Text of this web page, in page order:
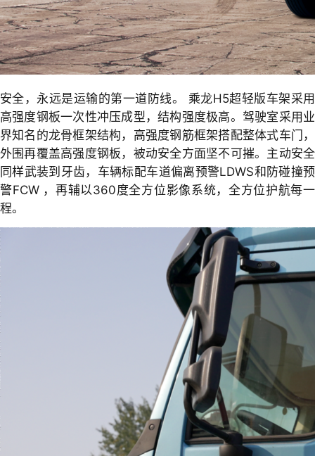
安全，永远是运输的第一道防线。 乘龙H5超轻版车架采用
高强度钢板一次性冲压成型，结构强度极高。驾驶室采用业
界知名的龙骨框架结构，高强度钢筋框架搭配整体式车门，
外围再覆盖高强度钢板，被动安全方面坚不可摧。主动安全
同样武装到牙齿，车辆标配车道偏离预警LDWS和防碰撞预
警FCW ，再辅以360度全方位影像系统，全方位护航每一
程。